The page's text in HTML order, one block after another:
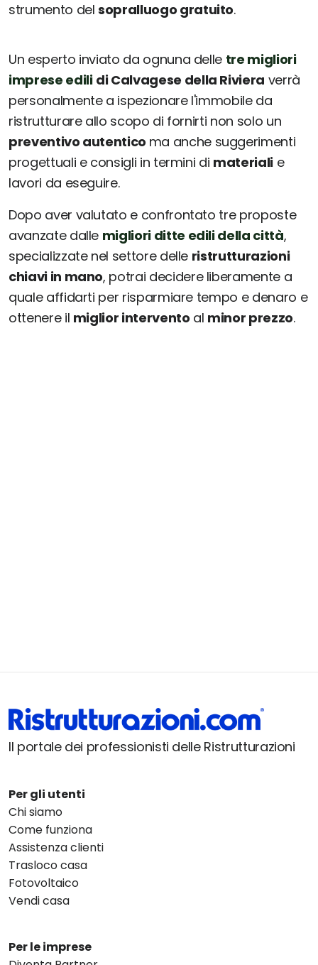
strumento delsopralluogo gratuito.
Un esperto inviato da ognuna delle tre migliori
imprese edili di Calvagese della Riviera verrà
personalmente a ispezionare l'immobile da
ristrutturare allo scopo di fornirti non solo un
preventivo autentico ma anche suggerimenti
progettuali e consigli in termini di materialie
lavori da eseguire.
Dopo aver valutato e confrontato tre proposte
avanzate dalle migliori ditte edili della città,
specializzate nel settore delle ristrutturazioni
chiavi in mano, potrai decidere liberamente a
quale affidarti per risparmiare tempo e denaro e
ottenere il miglior intervento al minor prezzo.
Il portale dei professionisti delle Ristrutturazioni
Per gli utenti
Chi siamo
Come funziona
Assistenza clienti
Trasloco casa
Fotovoltaico
Vendi casa
Per le imprese